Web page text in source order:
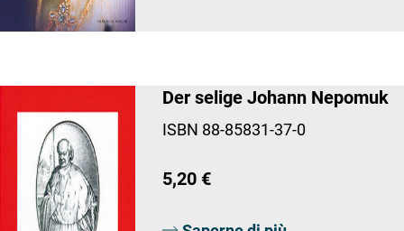
Der selige Johann Nepomuk
ISBN 88-85831-37-0
5,20 €